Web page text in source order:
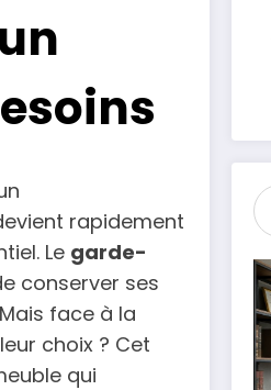
rapidement
Le garde-
conserver ses
face à la
choix ? Cet
qui